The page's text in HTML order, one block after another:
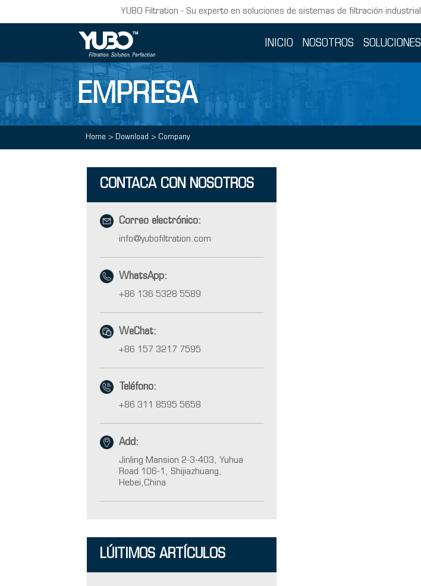
YUBO Filtration - Su experto en soluciones de sistemas de filtración industrial
INICIO NOSOTROS SOLUCIONES
EMPRESA
Home > Download > Company
CONTACA CON NOSOTROS
Correo electrónico:
info@yubofiltration.com
WhatsApp:
+86 136 5328 5589
WeChat:
+86 157 3217 7595
Teléfono:
+86 311 8595 5658
Add:
Jinling Mansion 2-3-403, Yuhua
Road 106-1, Shijiazhuang,
Hebei,China
LÚlTIMOS ARTÍCULOS